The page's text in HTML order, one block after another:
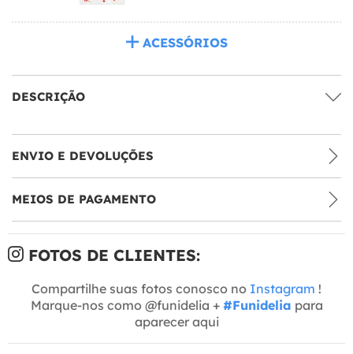
ACESSÓRIOS
DESCRIÇÃO
ENVIO E DEVOLUÇÕES
MEIOS DE PAGAMENTO
FOTOS DE CLIENTES:
Compartilhe suas fotos conosco no Instagram !
Marque-nos como @funidelia + #Funidelia para
aparecer aqui